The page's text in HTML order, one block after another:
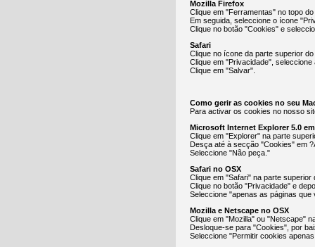
Mozilla Firefox
Clique em "Ferramentas" no topo
Em seguida, seleccione o ícone
Clique no botão "Cookies" e
Safari
Clique no ícone da parte superior
Clique em "Privacidade",
Clique em "Salvar".
Como gerir as cookies no seu
Para activar os cookies no nosso
Microsoft Internet Explorer 5.0
Clique em "Explorer" na parte
Desça até à secção "Cookies" em
Seleccione "Não peça."
Safari no OSX
Clique em "Safari" na parte
Clique no botão "Privacidade" e
Seleccione "apenas as páginas que
Mozilla e Netscape no OSX
Clique em "Mozilla" ou "Netscape"
Desloque-se para "Cookies", por
Seleccione "Permitir cookies